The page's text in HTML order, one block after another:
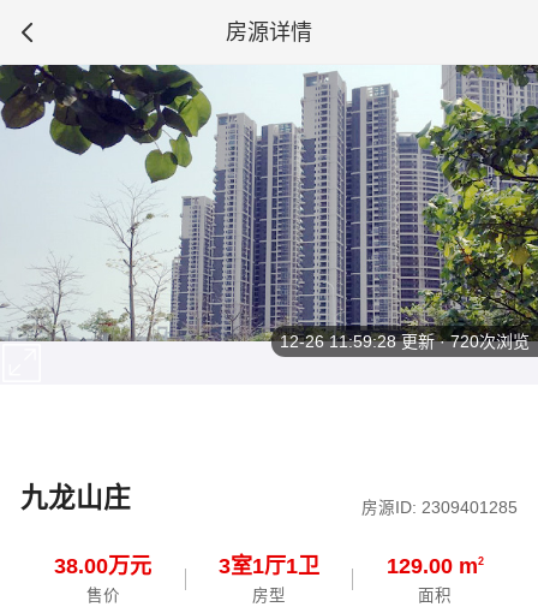
房源详情
九龙山庄 房源ID: 2309401285
38.00万元
售价
3室1厅1卫
房型
129.00 m2
面积
12-26 11:59:28更新 · 720次浏览